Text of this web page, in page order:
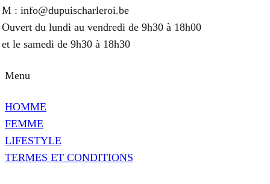
M : info@dupuischarleroi.be
Ouvert du lundi au vendredi de 9h30 à 18h00
et le samedi de 9h30 à 18h30
Menu
HOMME
FEMME
LIFESTYLE
TERMES ET CONDITIONS